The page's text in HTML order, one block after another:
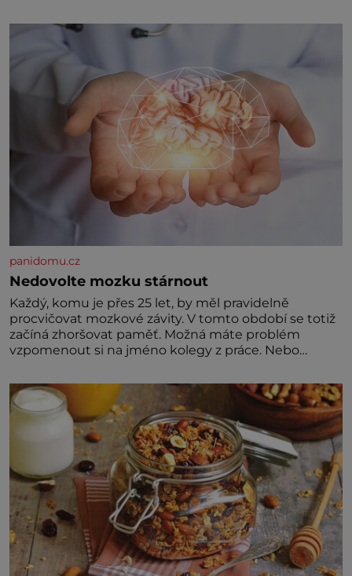
Hodně času tráví na zemi, kde sbírá zbytky semínek
Jeho domovinou je prakticky celá Austrálie s
výjimkou pobřežní oblasti.
panidomu.cz
Nedovolte mozku stárnout
Každý, komu je přes 25 let, by měl pravidelně
procvičovat mozkové závity. V tomto období se totiž
začíná zhoršovat paměť. Možná máte problém
vzpomenout si na jméno kolegy z práce. Nebo
nedávno přečetli. Je to opravdu tak, s věkem jako
kdyby se paměť rozhodla stávkovat. Cvičte